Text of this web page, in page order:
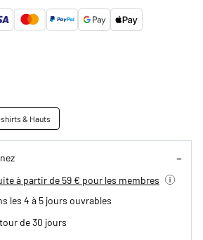
& Hauts
à partir de 59 € pour les membres
les 4 à 5 jours ouvrables
de 30 jours